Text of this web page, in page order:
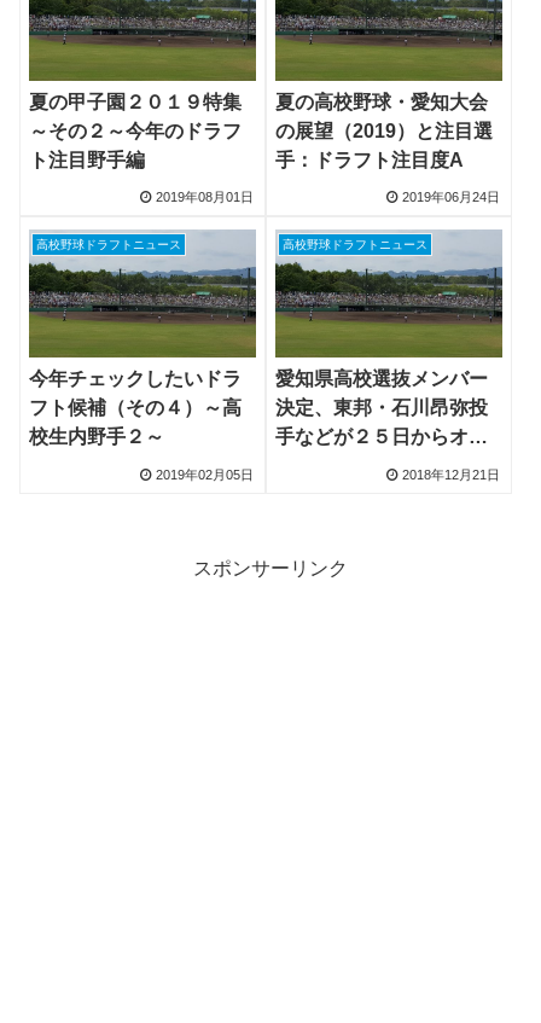
夏の甲子園２０１９特集
～その２～今年のドラフ
ト注目野手編
2019年08月01日
夏の高校野球・愛知大会
の展望（2019）と注目選
手：ドラフト注目度A
2019年06月24日
高校野球ドラフトニュース
今年チェックしたいドラ
フト候補（その４）～高
校生内野手２～
2019年02月05日
高校野球ドラフトニュース
愛知県高校選抜メンバー
決定、東邦・石川昂弥投
手などが２５日からオー
ストラリア遠征2018年12月21日
スポンサーリンク